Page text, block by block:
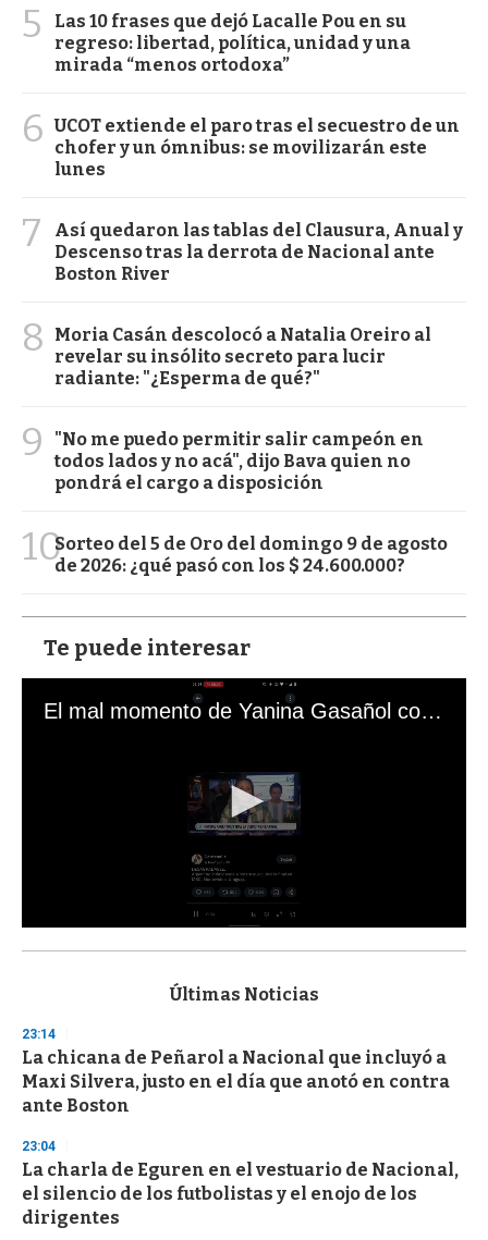
5
Las 10 frases que dejó Lacalle Pou en su
regreso: libertad, política, unidad y una
mirada “menos ortodoxa”
6 UCOT extiende el paro tras el secuestro de un
chofer y un ómnibus: se movilizarán este
lunes
7
Así quedaron las tablas del Clausura, Anual y
Descenso tras la derrota de Nacional ante
Boston River
8
Moria Casán descolocó a Natalia Oreiro al
revelar su insólito secreto para lucir
radiante: "¿Esperma de qué?"
9
"No me puedo permitir salir campeón en
todos lados y no acá", dijo Bava quien no
pondrá el cargo a disposición
10Sorteo del 5 de Oro del domingo 9 de agosto
de 2026: ¿qué pasó con los $ 24.600.000?
Te puede interesar
El mal momento de Yanina Gasañol con un hincha argentino en "Subrayado"
s
d
s
o
f
3
s
e
c
o
n
Últimas Noticias
23:14
La chicana de Peñarol a Nacional que incluyó a
Maxi Silvera, justo en el día que anotó en contra
ante Boston
23:04
La charla de Eguren en el vestuario de Nacional,
el silencio de los futbolistas y el enojo de los
dirigentes